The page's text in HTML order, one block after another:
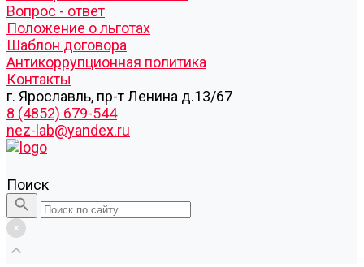
Вопрос - ответ
Положение о льготах
Шаблон договора
Антикоррупционная политика
Контакты
г. Ярославль, пр-т Ленина д.13/67
8 (4852) 679-544
nez-lab@yandex.ru
Поиск